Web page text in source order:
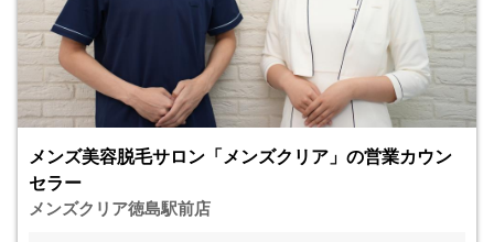
メンズ美容脱毛サロン「メンズクリア」の営業カウン
セラー
メンズクリア徳島駅前店